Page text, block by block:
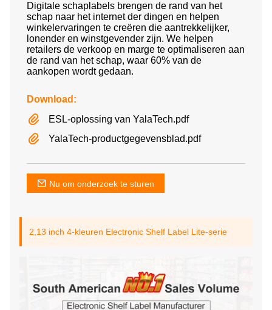
Digitale schaplabels brengen de rand van het
schap naar het internet der dingen en helpen
winkelervaringen te creëren die aantrekkelijker,
lonender en winstgevender zijn. We helpen
retailers de verkoop en marge te optimaliseren aan
de rand van het schap, waar 60% van de
aankopen wordt gedaan.
Download:
ESL-oplossing van YalaTech.pdf
YalaTech-productgegevensblad.pdf
Nu om onderzoek te sturen
2,13 inch 4-kleuren Electronic Shelf Label Lite-serie